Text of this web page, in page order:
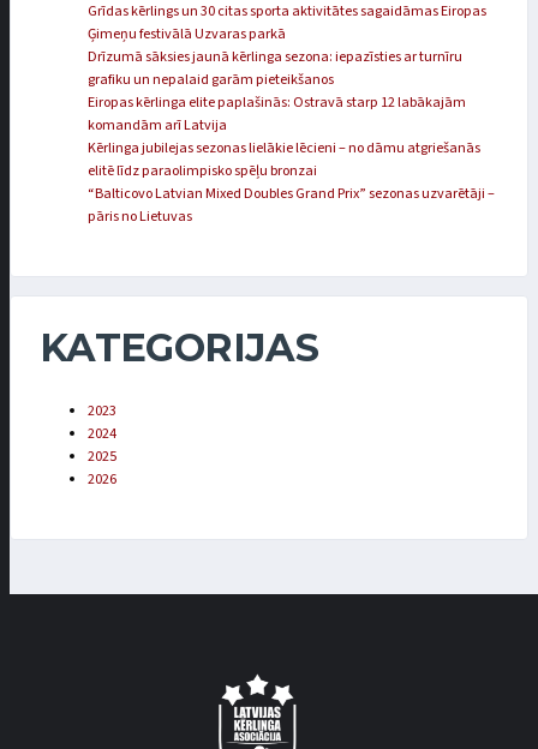
Grīdas kērlings un 30 citas sporta aktivitātes sagaidāmas Eiropas
Ģimeņu festivālā Uzvaras parkā
Drīzumā sāksies jaunā kērlinga sezona: iepazīsties ar turnīru
grafiku un nepalaid garām pieteikšanos
Eiropas kērlinga elite paplašinās: Ostravā starp 12 labākajām
komandām arī Latvija
Kērlinga jubilejas sezonas lielākie lēcieni – no dāmu atgriešanās
elitē līdz paraolimpisko spēļu bronzai
“Balticovo Latvian Mixed Doubles Grand Prix” sezonas uzvarētāji –
pāris no Lietuvas
KATEGORIJAS
2023
2024
2025
2026